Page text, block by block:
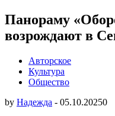
Панораму
возрождают в
Авторское
Культура
Общество
by Надежда - 05.10.20250